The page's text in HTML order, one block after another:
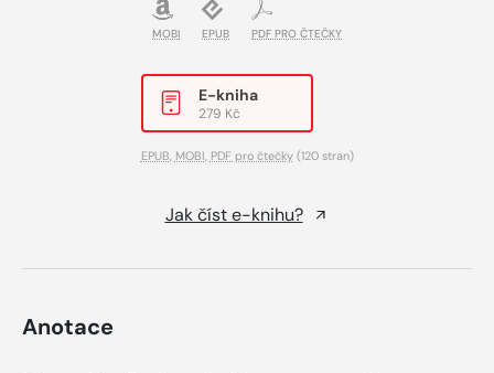
MOBI EPUB PDF PRO ČTEČKY
E-kniha
279 Kč
EPUB MOBI PDF pro čtečky(120 stran)
Jak číst e-knihu?
Anotace